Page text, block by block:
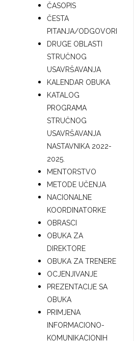
ČASOPIS
ČESTA
PITANJA/ODGOVORI
DRUGE OBLASTI
STRUČNOG
USAVRŠAVANJA
KALENDAR OBUKA
KATALOG
PROGRAMA
STRUČNOG
USAVRŠAVANJA
NASTAVNIKA 2022-
2025.
MENTORSTVO
METODE UČENJA
NACIONALNE
KOORDINATORKE
OBRASCI
OBUKA ZA
DIREKTORE
OBUKA ZA TRENERE
OCJENJIVANJE
PREZENTACIJE SA
OBUKA
PRIMJENA
INFORMACIONO-
KOMUNIKACIONIH